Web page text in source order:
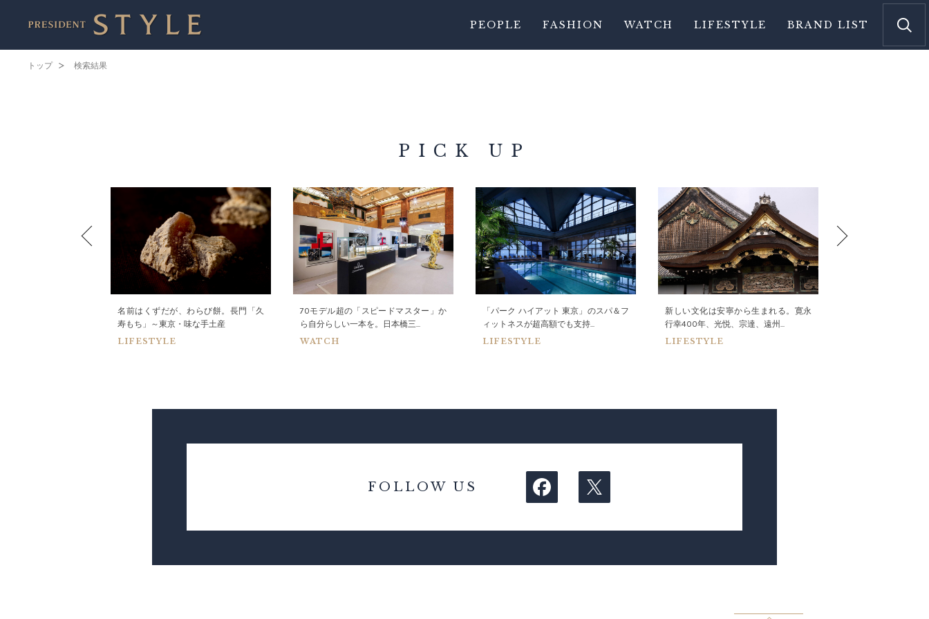
PEOPLE FASHION WATCH LIFESTYLE BRAND LIST
トップ 検索結果
PICK UP
名前はくずだが、わらび餅。長門「久
寿もち」～東京・味な手土産
LIFESTYLE
70モデル超の「スピードマスター」か
ら自分らしい一本を。日本橋三...
WATCH
「パーク ハイアット 東京」のスパ＆フ
ィットネスが超高額でも支持...
LIFESTYLE
新しい文化は安寧から生まれる。寛永
行幸400年、光悦、宗達、遠州...
LIFESTYLE
FOLLOW US